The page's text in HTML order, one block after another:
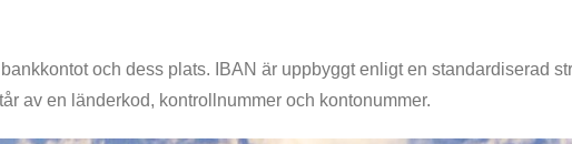
och dess plats. IBAN är uppbyggt enligt en standardiserad
av en länderkod, kontrollnummer och kontonummer.